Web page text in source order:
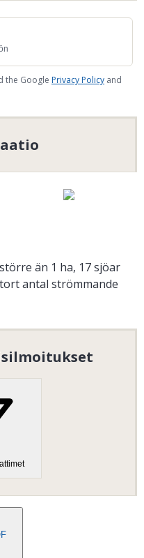
the Google Privacy Policy and
än 1 ha, 17 sjöar
antal strömmande